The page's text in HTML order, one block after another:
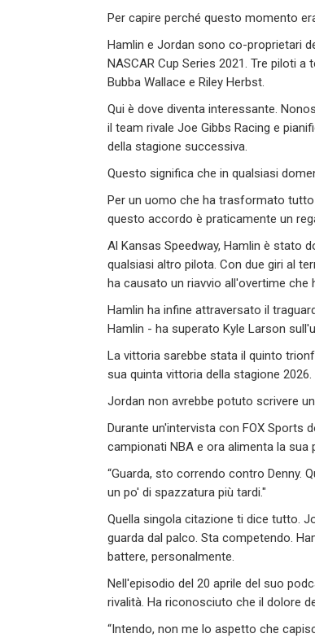
Per capire perché questo momento
Hamlin e Jordan sono co-proprietari
NASCAR Cup Series 2021. Tre piloti
Bubba Wallace e Riley Herbst.
Qui è dove diventa interessante.
il team rivale Joe Gibbs Racing e
della stagione successiva.
Questo significa che in qualsiasi
Per un uomo che ha trasformato
questo accordo è praticamente un
Al Kansas Speedway, Hamlin è stato
qualsiasi altro pilota. Con due giri al
ha causato un riavvio all'overtime che
Hamlin ha infine attraversato il
Hamlin - ha superato Kyle Larson
La vittoria sarebbe stata il quinto
sua quinta vittoria della stagione 2026.
Jordan non avrebbe potuto scrivere
Durante un'intervista con FOX Sports
campionati NBA e ora alimenta la sua
“Guarda, sto correndo contro Denny.
un po' di spazzatura più tardi."
Quella singola citazione ti dice tutto.
guarda dal palco. Sta competendo.
battere, personalmente.
Nell'episodio del 20 aprile del suo
rivalità. Ha riconosciuto che il dolore
“Intendo, non me lo aspetto che